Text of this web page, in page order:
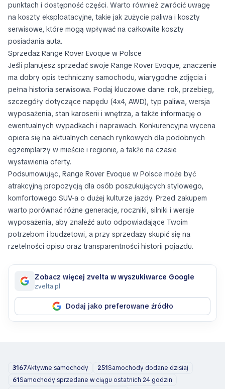
punktach i dostępność części. Warto również zwrócić uwagę
na koszty eksploatacyjne, takie jak zużycie paliwa i koszty
serwisowe, które mogą wpływać na całkowite koszty
posiadania auta.
Sprzedaż Range Rover Evoque w Polsce
Jeśli planujesz sprzedać swoje Range Rover Evoque, znaczenie
ma dobry opis techniczny samochodu, wiarygodne zdjęcia i
pełna historia serwisowa. Podaj kluczowe dane: rok, przebieg,
szczegóły dotyczące napędu (4x4, AWD), typ paliwa, wersja
wyposażenia, stan karoserii i wnętrza, a także informację o
ewentualnych wypadkach i naprawach. Konkurencyjna wycena
opiera się na aktualnych cenach rynkowych dla podobnych
egzemplarzy w mieście i regionie, a także na czasie
wystawienia oferty.
Podsumowując, Range Rover Evoque w Polsce może być
atrakcyjną propozycją dla osób poszukujących stylowego,
komfortowego SUV-a o dużej kulturze jazdy. Przed zakupem
warto porównać różne generacje, roczniki, silniki i wersje
wyposażenia, aby znaleźć auto odpowiadające Twoim
potrzebom i budżetowi, a przy sprzedaży skupić się na
rzetelności opisu oraz transparentności historii pojazdu.
Zobacz więcej zvelta w wyszukiwarce Google
zvelta.pl
Dodaj jako preferowane źródło
3167Aktywne samochody 251Samochody dodane dzisiaj
61Samochody sprzedane w ciągu ostatnich 24 godzin